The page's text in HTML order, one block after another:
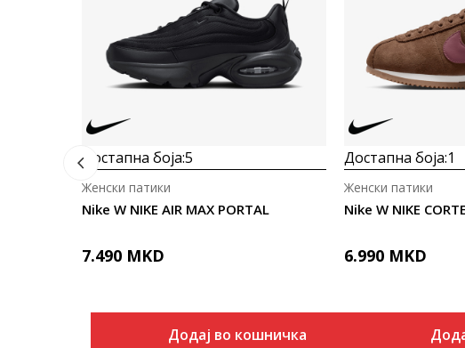
Достапна боја:5
Nike W NIKE AIR MAX PORTAL
Женски патики
7.490 MKD
Додај во кошничка
Достапна боја:1
Nike W NIKE
Женски патики
6.990 MKD